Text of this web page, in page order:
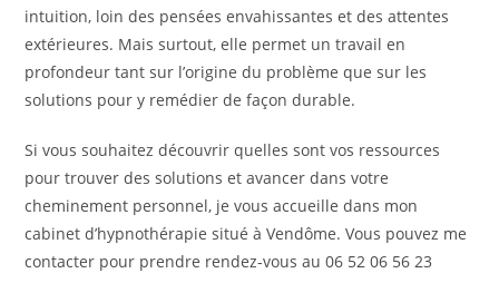
intuition, loin des pensées envahissantes et des attentes
extérieures. Mais surtout, elle permet un travail en
profondeur tant sur l’origine du problème que sur les
solutions pour y remédier de façon durable.
Si vous souhaitez découvrir quelles sont vos ressources
pour trouver des solutions et avancer dans votre
cheminement personnel, je vous accueille dans mon
cabinet d’hypnothérapie situé à Vendôme. Vous pouvez me
contacter pour prendre rendez-vous au 06 52 06 56 23